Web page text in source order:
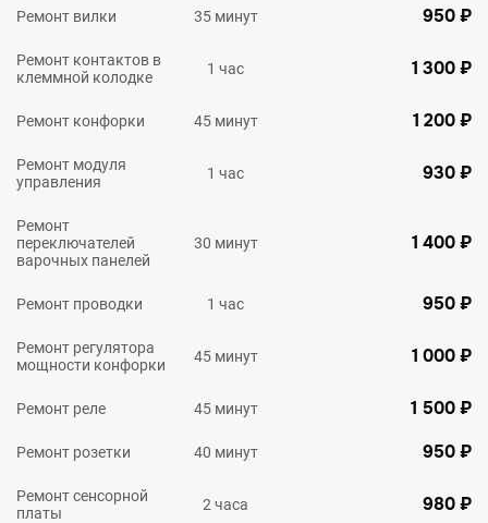
Ремонт вилки 35 минут 950 ₽
Ремонт контактов в
клеммной колодке
1 час 1 300 ₽
Ремонт конфорки 45 минут 1 200 ₽
Ремонт модуля
управления
1 час 930 ₽
Ремонт
переключателей
варочных панелей
30 минут 1 400 ₽
Ремонт проводки 1 час 950 ₽
Ремонт регулятора
мощности конфорки
45 минут 1 000 ₽
Ремонт реле 45 минут 1 500 ₽
Ремонт розетки 40 минут 950 ₽
Ремонт сенсорной
платы
2 часа 980 ₽